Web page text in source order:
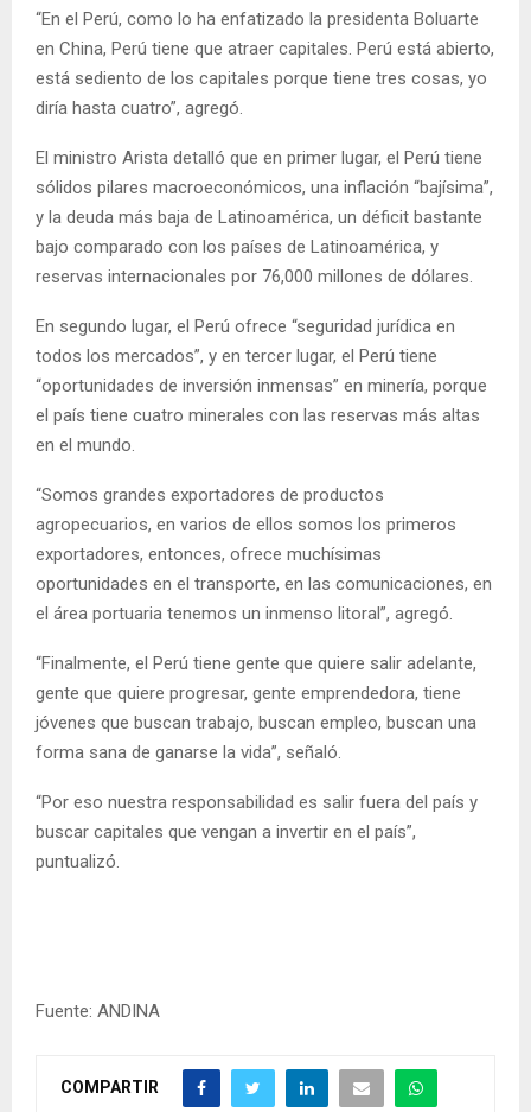
“En el Perú, como lo ha enfatizado la presidenta Boluarte
en China, Perú tiene que atraer capitales. Perú está abierto,
está sediento de los capitales porque tiene tres cosas, yo
diría hasta cuatro”, agregó.
El ministro Arista detalló que en primer lugar, el Perú tiene
sólidos pilares macroeconómicos, una inflación “bajísima”,
y la deuda más baja de Latinoamérica, un déficit bastante
bajo comparado con los países de Latinoamérica, y
reservas internacionales por 76,000 millones de dólares.
En segundo lugar, el Perú ofrece “seguridad jurídica en
todos los mercados”, y en tercer lugar, el Perú tiene
“oportunidades de inversión inmensas” en minería, porque
el país tiene cuatro minerales con las reservas más altas
en el mundo.
“Somos grandes exportadores de productos
agropecuarios, en varios de ellos somos los primeros
exportadores, entonces, ofrece muchísimas
oportunidades en el transporte, en las comunicaciones, en
el área portuaria tenemos un inmenso litoral”, agregó.
“Finalmente, el Perú tiene gente que quiere salir adelante,
gente que quiere progresar, gente emprendedora, tiene
jóvenes que buscan trabajo, buscan empleo, buscan una
forma sana de ganarse la vida”, señaló.
“Por eso nuestra responsabilidad es salir fuera del país y
buscar capitales que vengan a invertir en el país”,
puntualizó.
Fuente: ANDINA
COMPARTIR